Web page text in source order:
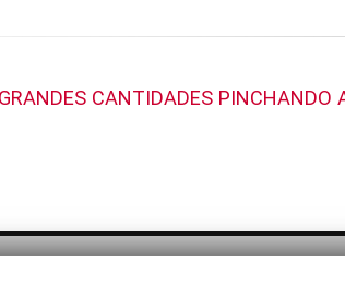
CANTIDADES PINCHANDO